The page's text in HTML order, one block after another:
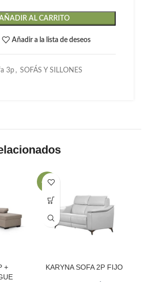
AL CARRITO
Añadir a la lista de deseos
3p , SOFÁS Y SILLONES
+
-35%
KARYNA SOFA 2P FIJO